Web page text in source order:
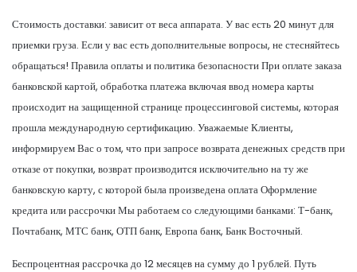
Стоимость доставки: зависит от веса аппарата. У вас есть 20 минут для
приемки груза. Если у вас есть дополнительные вопросы, не стесняйтесь
обращаться! Правила оплаты и политика безопасности При оплате заказа
банковской картой, обработка платежа включая ввод номера карты
происходит на защищенной странице процессинговой системы, которая
прошла международную сертификацию. Уважаемые Клиенты,
информируем Вас о том, что при запросе возврата денежных средств при
отказе от покупки, возврат производится исключительно на ту же
банковскую карту, с которой была произведена оплата Оформление
кредита или рассрочки Мы работаем со следующими банками: Т-банк,
Почтабанк, МТС банк, ОТП банк, Европа банк, Банк Восточный.
Беспроцентная рассрочка до 12 месяцев на сумму до 1 рублей. Путь